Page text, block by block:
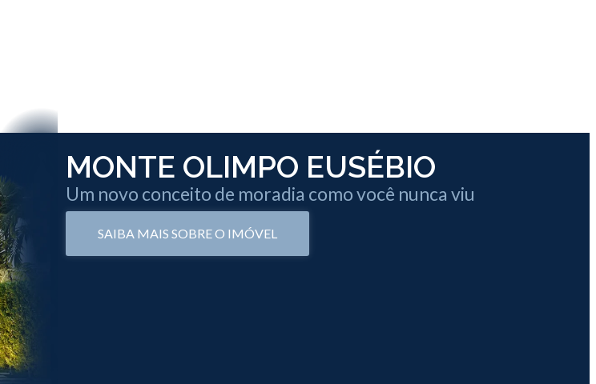
MONTE OLIMPO EUSÉBIO
Um novo conceito de moradia como você nunca viu
SAIBA MAIS SOBRE O IMÓVEL